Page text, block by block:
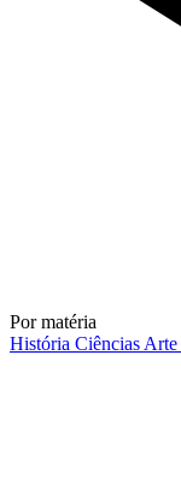
Por matéria
História Ciências Arte